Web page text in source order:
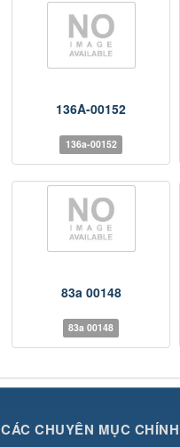
136A-00152
136a-00152
83a 00148
83a 00148
CÁC CHUYÊN MỤC CHÍNH